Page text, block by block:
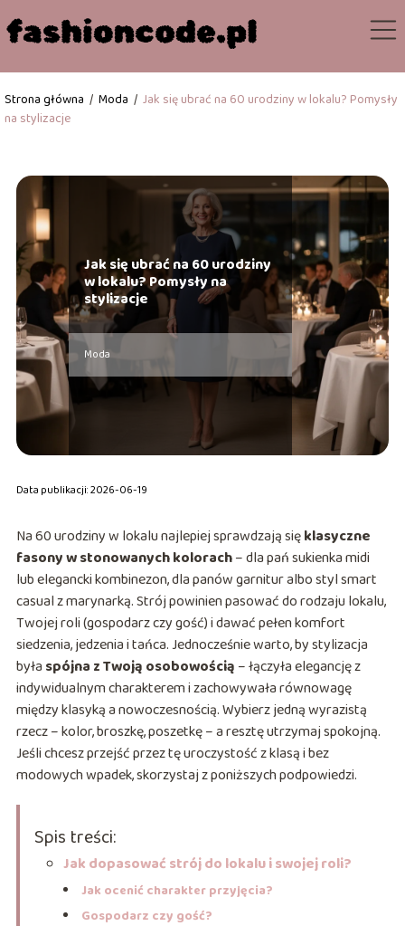
Strona główna / Moda / Jak się ubrać na 60 urodziny w lokalu? Pomysły
na stylizacje
Jak się ubrać na 60 urodziny
w lokalu? Pomysły na
stylizacje
Moda
Data publikacji: 2026-06-19
Na 60 urodziny w lokalu najlepiej sprawdzają sięklasyczne
fasony w stonowanych kolorach– dla pań sukienka midi
lub elegancki kombinezon, dla panów garnitur albo styl smart
casual z marynarką. Strój powinien pasować do rodzaju lokalu,
Twojej roli (gospodarz czy gość) i dawać pełen komfort
siedzenia, jedzenia i tańca. Jednocześnie warto, by stylizacja
była spójna z Twoją osobowością – łączyła elegancję z
indywidualnym charakterem i zachowywała równowagę
między klasyką a nowoczesnością. Wybierz jedną wyrazistą
rzecz – kolor, broszkę, poszetkę – a resztę utrzymaj spokojną.
Jeśli chcesz przejść przez tę uroczystość z klasą i bez
modowych wpadek, skorzystaj z poniższych podpowiedzi.
Spis treści:
Jak dopasować strój do lokalu i swojej roli?
Jak ocenić charakter przyjęcia?
Gospodarz czy gość?